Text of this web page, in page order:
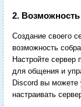
2. Возможность
Создание своего
возможность
Настройте сервер
для общения и
Discord вы можете
настраивать